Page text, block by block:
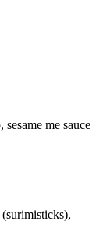
me sauce